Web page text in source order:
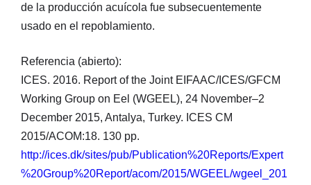
de la producción acuícola fue subsecuentemente
usado en el repoblamiento.
Referencia (abierto):
ICES. 2016. Report of the Joint EIFAAC/ICES/GFCM
Working Group on Eel (WGEEL), 24 November–2
December 2015, Antalya, Turkey. ICES CM
2015/ACOM:18. 130 pp.
http://ices.dk/sites/pub/Publication%20Reports/Expert
%20Group%20Report/acom/2015/WGEEL/wgeel_201